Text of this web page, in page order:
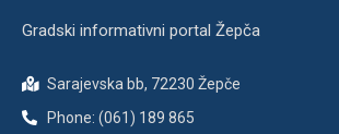
Gradski informativni portal Žepča
Sarajevska bb, 72230 Žepče
Phone: (061) 189 865